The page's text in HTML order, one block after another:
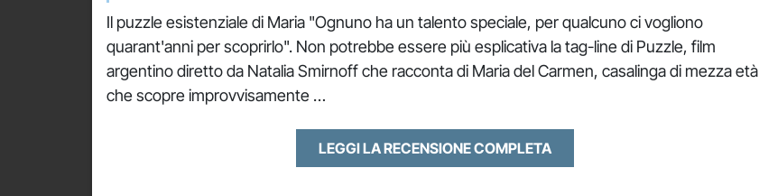
Il puzzle esistenziale di Maria "Ognuno ha un talento speciale, per qualcuno ci vogliono
quarant'anni per scoprirlo". Non potrebbe essere più esplicativa la tag-line di Puzzle, film
argentino diretto da Natalia Smirnoff che racconta di Maria del Carmen, casalinga di mezza età
che scopre improvvisamente …
LEGGI LA RECENSIONE COMPLETA